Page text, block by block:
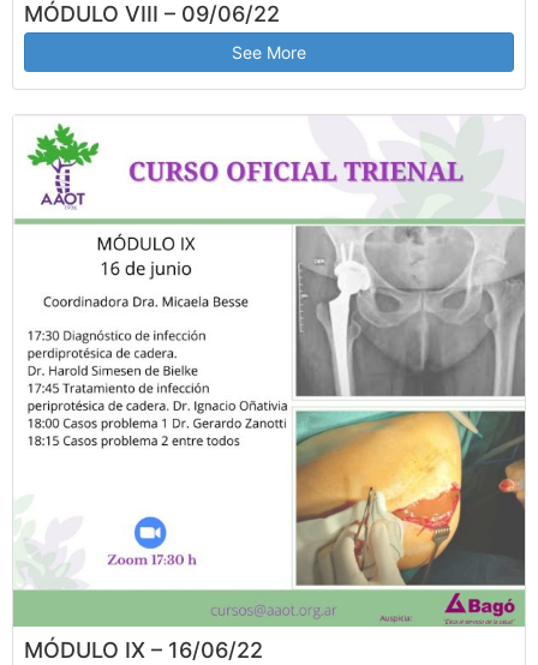
MÓDULO VIII – 09/06/22
See More
MÓDULO IX – 16/06/22